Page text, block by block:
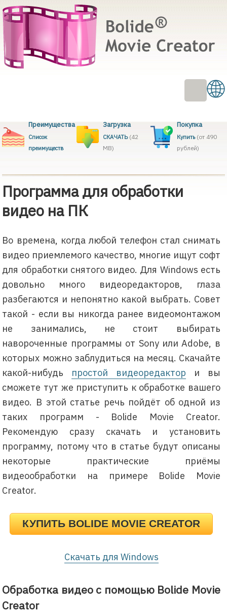
Преимущества
Список
преимуществ
Загрузка
СКАЧАТЬ (42
MB)
Покупка
Купить (от 490
рублей)
Программа для обработки
видео на ПК
Во времена, когда любой телефон стал снимать
видео приемлемого качество, многие ищут софт
для обработки снятого видео. Для Windows есть
довольно много видеоредакторов, глаза
разбегаются и непонятно какой выбрать. Совет
такой - если вы никогда ранее видеомонтажом
не занимались, не стоит выбирать
навороченные программы от Sony или Adobe, в
которых можно заблудиться на месяц. Скачайте
какой-нибудь простой видеоредактор и вы
сможете тут же приступить к обработке вашего
видео. В этой статье речь пойдёт об одной из
таких программ - Bolide Movie Creator.
Рекомендую сразу скачать и установить
программу, потому что в статье будут описаны
некоторые практические приёмы
видеообработки на примере Bolide Movie
Creator.
КУПИТЬ BOLIDE MOVIE CREATOR
Скачать для Windows
Обработка видео с помощью Bolide Movie
Creator